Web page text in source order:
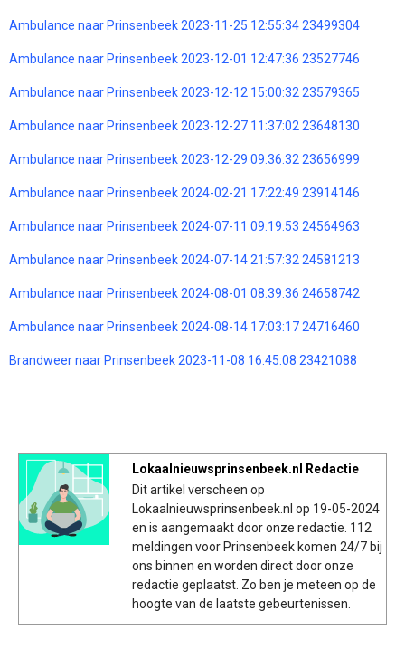
Ambulance naar Prinsenbeek 2023-11-25 12:55:34 23499304
Ambulance naar Prinsenbeek 2023-12-01 12:47:36 23527746
Ambulance naar Prinsenbeek 2023-12-12 15:00:32 23579365
Ambulance naar Prinsenbeek 2023-12-27 11:37:02 23648130
Ambulance naar Prinsenbeek 2023-12-29 09:36:32 23656999
Ambulance naar Prinsenbeek 2024-02-21 17:22:49 23914146
Ambulance naar Prinsenbeek 2024-07-11 09:19:53 24564963
Ambulance naar Prinsenbeek 2024-07-14 21:57:32 24581213
Ambulance naar Prinsenbeek 2024-08-01 08:39:36 24658742
Ambulance naar Prinsenbeek 2024-08-14 17:03:17 24716460
Brandweer naar Prinsenbeek 2023-11-08 16:45:08 23421088
Lokaalnieuwsprinsenbeek.nl Redactie
Dit artikel verscheen op
Lokaalnieuwsprinsenbeek.nl op 19-05-2024
en is aangemaakt door onze redactie. 112
meldingen voor Prinsenbeek komen 24/7 bij
ons binnen en worden direct door onze
redactie geplaatst. Zo ben je meteen op de
hoogte van de laatste gebeurtenissen.